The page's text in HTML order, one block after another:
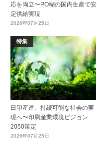
応を両立〜PO糊の国内生産で安
定供給実現
2026年07月25日
特集
日印産連、持続可能な社会の実
現へ〜印刷産業環境ビジョン
2050策定
2026年07月25日